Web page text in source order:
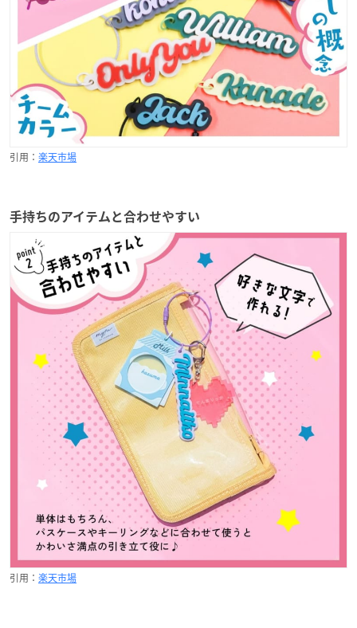
引用： 楽天市場
手持ちのアイテムと合わせやすい
引用： 楽天市場